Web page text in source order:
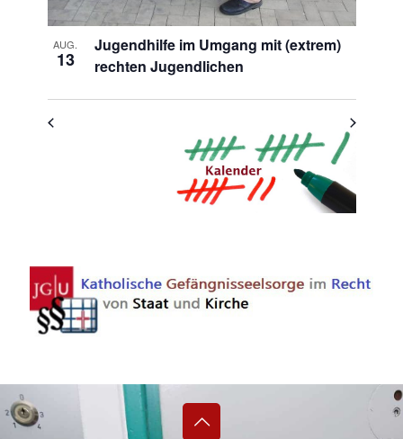
AUG.
13
Jugendhilfe im Umgang mit (extrem)
rechten Jugendlichen